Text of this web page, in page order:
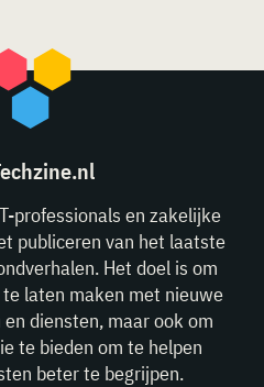
professionals en zakelijke
publiceren van het laatste
Het doel is om
laten maken met nieuwe
diensten, maar ook om
te bieden om te helpen
beter te begrijpen.